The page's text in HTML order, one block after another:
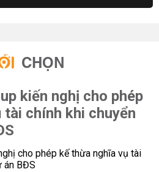
CHỌN
kiến nghị cho phép
tài chính khi chuyển